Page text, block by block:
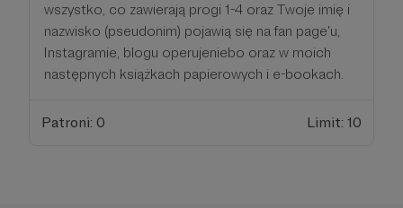
wszystko, co zawierają progi 1-4 oraz Twoje imię i
nazwisko (pseudonim) pojawią się na fan page'u,
Instagramie, blogu operujeniebo oraz w moich
następnych książkach papierowych i e-bookach.
Patroni: 0 Limit: 10